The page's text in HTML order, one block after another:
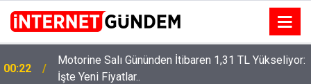
00:22
Motorine Salı Gününden İtibaren 1,31 TL Yükseliyor:
İşte Yeni Fiyatlar..